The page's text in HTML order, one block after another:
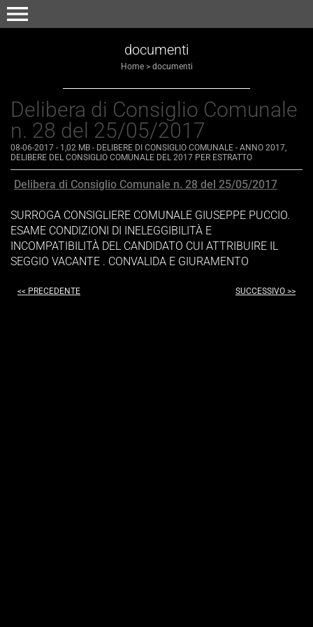
menu
documenti
Home> documenti
Delibera di Consiglio Comunale
n. 28 del 25/05/2017
08-06-2017 - 1,02 MB - DELIBERE DI CONSIGLIO COMUNALE - ANNO 2017,
DELIBERE DEL CONSIGLIO COMUNALE DEL 2017 PER ESTRATTO
Delibera di Consiglio Comunale n. 28 del 25/05/2017
SURROGA CONSIGLIERE COMUNALE GIUSEPPE PUCCIO.
ESAME CONDIZIONI DI INELEGGIBILITÀ E
INCOMPATIBILITÀ DEL CANDIDATO CUI ATTRIBUIRE IL
SEGGIO VACANTE . CONVALIDA E GIURAMENTO
<< PRECEDENTE SUCCESSIVO >>